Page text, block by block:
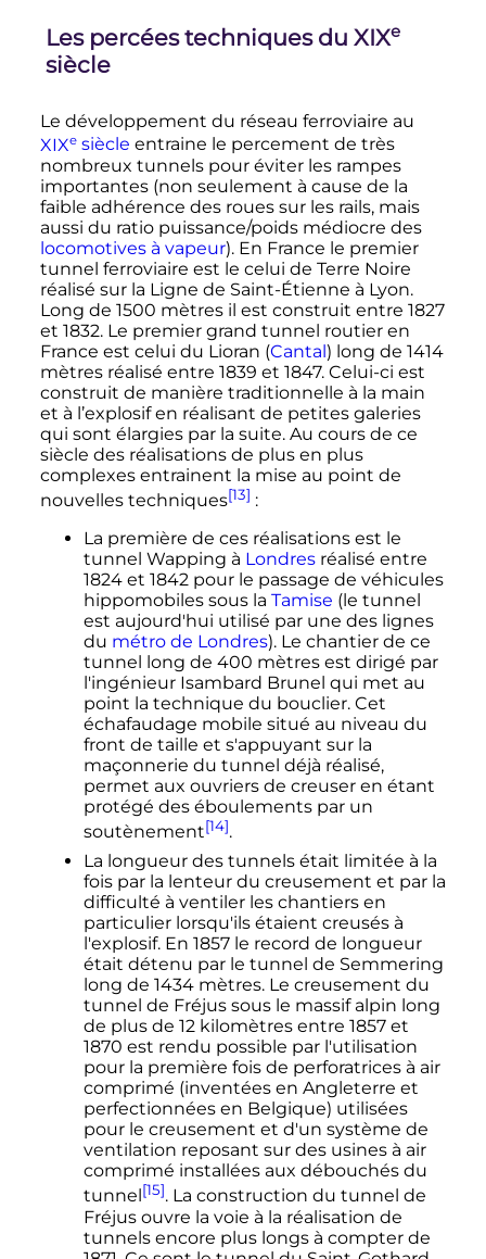
Les percées techniques du XIXe
siècle
Le développement du réseau ferroviaire au
XIXesiècle entraine le percement de très
nombreux tunnels pour éviter les rampes
importantes (non seulement à cause de la
faible adhérence des roues sur les rails, mais
aussi du ratio puissance/poids médiocre des
locomotives à vapeur). En France le premier
tunnel ferroviaire est le celui de Terre Noire
réalisé sur la Ligne de Saint-Étienne à Lyon.
Long de 1500 mètres il est construit entre 1827
et 1832. Le premier grand tunnel routier en
France est celui du Lioran (Cantal) long de 1414
mètres réalisé entre 1839 et 1847. Celui-ci est
construit de manière traditionnelle à la main
et à l’explosif en réalisant de petites galeries
qui sont élargies par la suite. Au cours de ce
siècle des réalisations de plus en plus
complexes entrainent la mise au point de
nouvelles techniques[13] :
La première de ces réalisations est le
tunnel Wapping à Londresréalisé entre
1824 et 1842 pour le passage de véhicules
hippomobiles sous la Tamise (le tunnel
est aujourd'hui utilisé par une des lignes
du métro de Londres). Le chantier de ce
tunnel long de 400 mètres est dirigé par
l'ingénieur Isambard Brunel qui met au
point la technique du bouclier. Cet
échafaudage mobile situé au niveau du
front de taille et s'appuyant sur la
maçonnerie du tunnel déjà réalisé,
permet aux ouvriers de creuser en étant
protégé des éboulements par un
soutènement[14].
La longueur des tunnels était limitée à la
fois par la lenteur du creusement et par la
difficulté à ventiler les chantiers en
particulier lorsqu'ils étaient creusés à
l'explosif. En 1857 le record de longueur
était détenu par le tunnel de Semmering
long de 1434 mètres. Le creusement du
tunnel de Fréjus sous le massif alpin long
de plus de 12 kilomètres entre 1857 et
1870 est rendu possible par l'utilisation
pour la première fois de perforatrices à air
comprimé (inventées en Angleterre et
perfectionnées en Belgique) utilisées
pour le creusement et d'un système de
ventilation reposant sur des usines à air
comprimé installées aux débouchés du
tunnel [15]. La construction du tunnel de
Fréjus ouvre la voie à la réalisation de
tunnels encore plus longs à compter de